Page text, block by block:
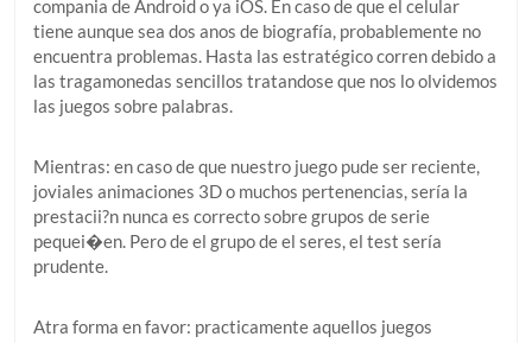
compania de Android o ya iOS. En caso de que el celular
tiene aunque sea dos anos de biografía, probablemente no
encuentra problemas. Hasta las estratégico corren debido a
las tragamonedas sencillos tratandose que nos lo olvidemos
las juegos sobre palabras.
Mientras: en caso de que nuestro juego pude ser reciente,
joviales animaciones 3D o muchos pertenencias, serí­a la
prestacii?n nunca es correcto sobre grupos de serie
pequei�en. Pero de el grupo de el seres, el test serí­a
prudente.
Atra forma en favor: practicamente aquellos juegos